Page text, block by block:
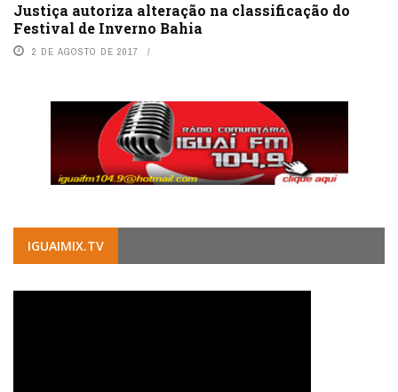
Justiça autoriza alteração na classificação do
Festival de Inverno Bahia
2 DE AGOSTO DE 2017
IGUAIMIX.TV